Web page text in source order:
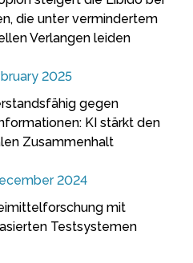
die unter vermindertem
Verlangen leiden
2025
gegen
KI stärkt den
Zusammenhalt
2024
mit
Testsystemen